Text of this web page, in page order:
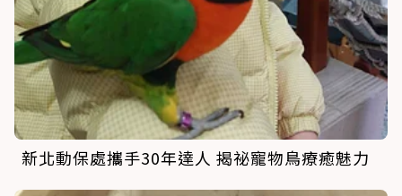
新北動保處攜手30年達人 揭祕寵物鳥療癒魅力